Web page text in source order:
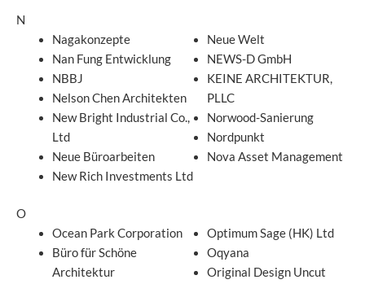
N
Nagakonzepte
Nan Fung Entwicklung
NBBJ
Nelson Chen Architekten
New Bright Industrial Co.,
Ltd
Neue Büroarbeiten
New Rich Investments Ltd
Neue Welt
NEWS-D GmbH
KEINE ARCHITEKTUR,
PLLC
Norwood-Sanierung
Nordpunkt
Nova Asset Management
O
Ocean Park Corporation
Büro für Schöne
Architektur
Optimum Sage (HK) Ltd
Oqyana
Original Design Uncut